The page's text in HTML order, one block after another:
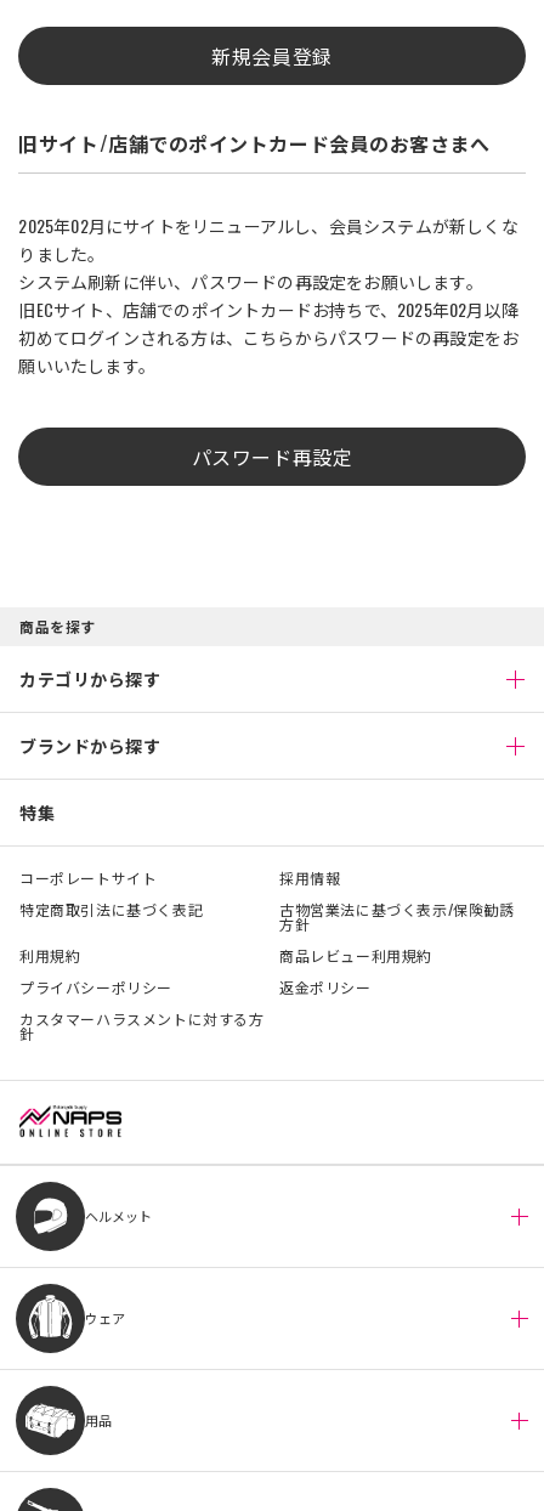
新規会員登録
旧サイト/店舗でのポイントカード会員のお客さまへ
2025年02月にサイトをリニューアルし、会員システムが新しくな
りました。
システム刷新に伴い、パスワードの再設定をお願いします。
旧ECサイト、店舗でのポイントカードお持ちで、2025年02月以降
初めてログインされる方は、こちらからパスワードの再設定をお
願いいたします。
パスワード再設定
商品を探す
カテゴリから探す
ブランドから探す
特集
コーポレートサイト
採用情報
特定商取引法に基づく表記
古物営業法に基づく表示/保険勧誘
方針
利用規約
商品レビュー利用規約
プライバシーポリシー
返金ポリシー
カスタマーハラスメントに対する方
針
ヘルメット
ウェア
用品